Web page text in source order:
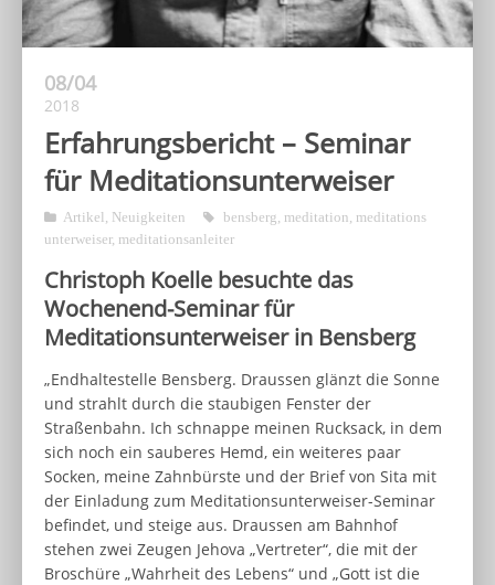
08/04
2018
Erfahrungsbericht – Seminar
für Meditationsunterweiser
Artikel Neuigkeiten bensberg meditation meditations
unterweiser, meditationsanleiter
Christoph Koelle besuchte das
Wochenend-Seminar für
Meditationsunterweiser in Bensberg
„Endhaltestelle Bensberg. Draussen glänzt die Sonne
und strahlt durch die staubigen Fenster der
Straßenbahn. Ich schnappe meinen Rucksack, in dem
sich noch ein sauberes Hemd, ein weiteres paar
Socken, meine Zahnbürste und der Brief von Sita mit
der Einladung zum Meditationsunterweiser-Seminar
befindet, und steige aus. Draussen am Bahnhof
stehen zwei Zeugen Jehova „Vertreter“, die mit der
Broschüre „Wahrheit des Lebens“ und „Gott ist die